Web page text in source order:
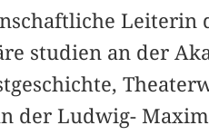
Leiterin
studien an der
der Ludwig-